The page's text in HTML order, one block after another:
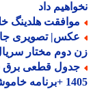
داد
هلدینگ خلیج
تصویری جالب و
مختار سریال مختارنامه در
1405 +برنامه